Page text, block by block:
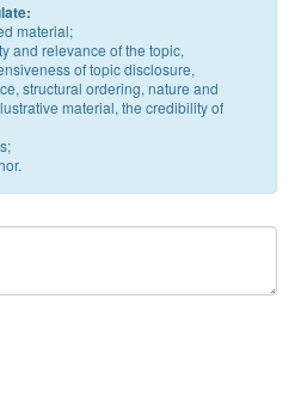
material;
and relevance of the topic,
of topic disclosure,
structural ordering, nature and
material, the credibility of